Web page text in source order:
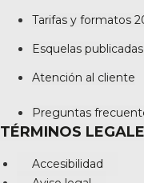
Tarifas y formatos
Esquelas publicadas
Atención al cliente
Preguntas
TÉRMINOS
Accesibilidad